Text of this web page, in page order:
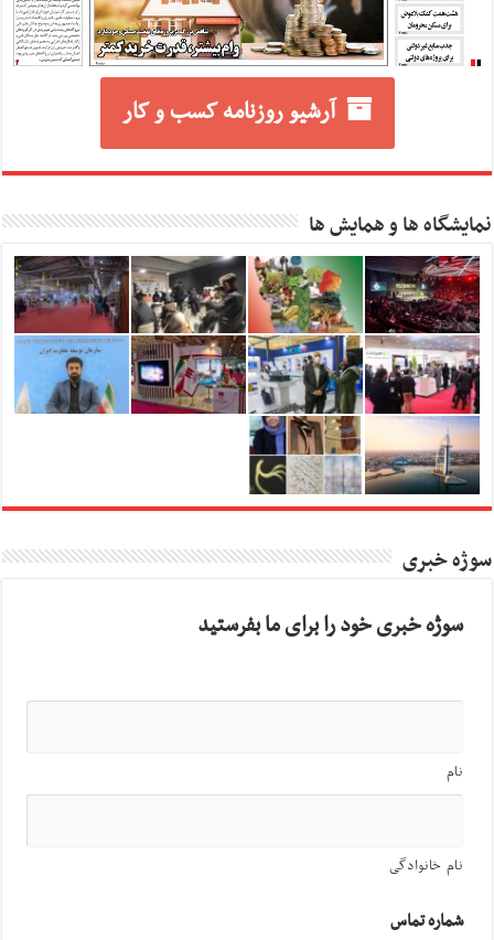
آرشیو روزنامه کسب و کار
نمایشگاه ها و همایش ها
سوژه خبری
سوژه خبری خود را برای ما بفرستید
نام
نام خانوادگی
شماره تماس